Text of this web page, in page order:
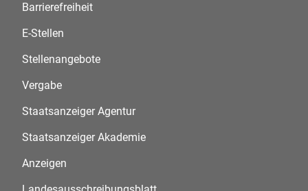
Barrierefreiheit
E-Stellen
Stellenangebote
Vergabe
Staatsanzeiger Agentur
Staatsanzeiger Akademie
Anzeigen